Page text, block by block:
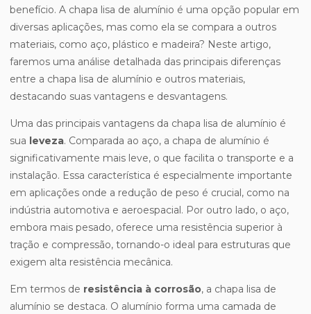
benefício. A chapa lisa de alumínio é uma opção popular em
diversas aplicações, mas como ela se compara a outros
materiais, como aço, plástico e madeira? Neste artigo,
faremos uma análise detalhada das principais diferenças
entre a chapa lisa de alumínio e outros materiais,
destacando suas vantagens e desvantagens.
Uma das principais vantagens da chapa lisa de alumínio é
sua leveza. Comparada ao aço, a chapa de alumínio é
significativamente mais leve, o que facilita o transporte e a
instalação. Essa característica é especialmente importante
em aplicações onde a redução de peso é crucial, como na
indústria automotiva e aeroespacial. Por outro lado, o aço,
embora mais pesado, oferece uma resistência superior à
tração e compressão, tornando-o ideal para estruturas que
exigem alta resistência mecânica.
Em termos de resistência à corrosão, a chapa lisa de
alumínio se destaca. O alumínio forma uma camada de